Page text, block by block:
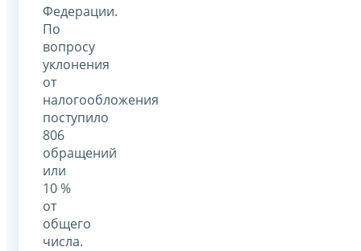
Федерации.
По
вопросу
уклонения
от
налогообложения
поступило
806
обращений
или
10 %
от
общего
числа.